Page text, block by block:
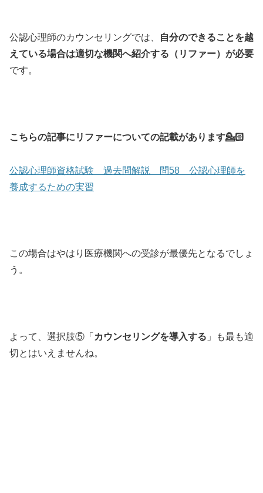
公認心理師のカウンセリングでは、
自分のできることを越
えている場合は適切な機関へ紹介する（リファー）が必要
です。
こちらの記事にリファーについての記載があります💁🏻
公認心理師資格試験 過去問解説 問58 公認心理師を
養成するための実習
この場合はやはり医療機関への受診が最優先となるでしょ
う。
よって、選択肢⑤「 カウンセリングを導入する 」も最も適
切とはいえませんね。